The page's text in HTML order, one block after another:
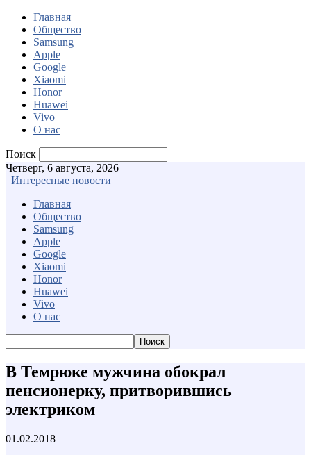
Главная
Общество
Samsung
Apple
Google
Xiaomi
Honor
Huawei
Vivo
О нас
Поиск
Четверг, 6 августа, 2026
Интересные новости
Главная
Общество
Samsung
Apple
Google
Xiaomi
Honor
Huawei
Vivo
О нас
В Темрюке мужчина обокрал
пенсионерку, притворившись
электриком
01.02.2018